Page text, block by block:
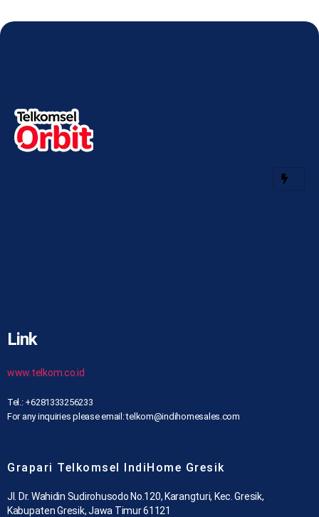
Link
www.telkom.co.id
Tel.: +6281333256233
For any inquiries please email: telkom@indihomesales.com
Grapari Telkomsel IndiHome Gresik
Jl. Dr. Wahidin Sudirohusodo No.120, Karangturi, Kec. Gresik,
Kabupaten Gresik, Jawa Timur 61121